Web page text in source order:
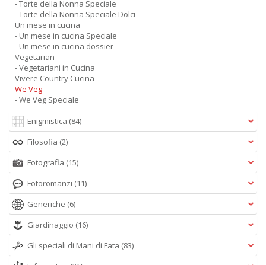
- Torte della Nonna Speciale
- Torte della Nonna Speciale Dolci
Un mese in cucina
- Un mese in cucina Speciale
- Un mese in cucina dossier
Vegetarian
- Vegetariani in Cucina
Vivere Country Cucina
We Veg
- We Veg Speciale
Enigmistica (84)
Filosofia (2)
Fotografia (15)
Fotoromanzi (11)
Generiche (6)
Giardinaggio (16)
Gli speciali di Mani di Fata (83)